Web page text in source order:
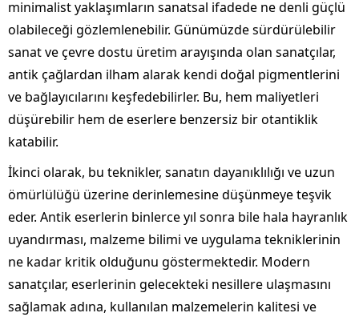
minimalist yaklaşımların sanatsal ifadede ne denli güçlü
olabileceği gözlemlenebilir. Günümüzde sürdürülebilir
sanat ve çevre dostu üretim arayışında olan sanatçılar,
antik çağlardan ilham alarak kendi doğal pigmentlerini
ve bağlayıcılarını keşfedebilirler. Bu, hem maliyetleri
düşürebilir hem de eserlere benzersiz bir otantiklik
katabilir.
İkinci olarak, bu teknikler, sanatın dayanıklılığı ve uzun
ömürlülüğü üzerine derinlemesine düşünmeye teşvik
eder. Antik eserlerin binlerce yıl sonra bile hala hayranlık
uyandırması, malzeme bilimi ve uygulama tekniklerinin
ne kadar kritik olduğunu göstermektedir. Modern
sanatçılar, eserlerinin gelecekteki nesillere ulaşmasını
sağlamak adına, kullanılan malzemelerin kalitesi ve